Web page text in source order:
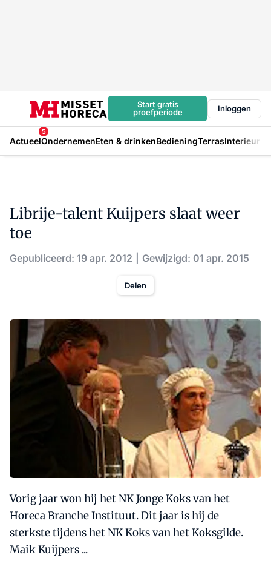
Start gratis
proefperiode
Inloggen
Actueel
5
OndernemenEten & drinkenBedieningTerrasInterieur
Librije-talent Kuijpers slaat weer
toe
Gepubliceerd: 19 apr. 2012 Gewijzigd: 01 apr. 2015
Delen
Vorig jaar won hij het NK Jonge Koks van het
Horeca Branche Instituut. Dit jaar is hij de
sterkste tijdens het NK Koks van het Koksgilde.
Maik Kuijpers ...